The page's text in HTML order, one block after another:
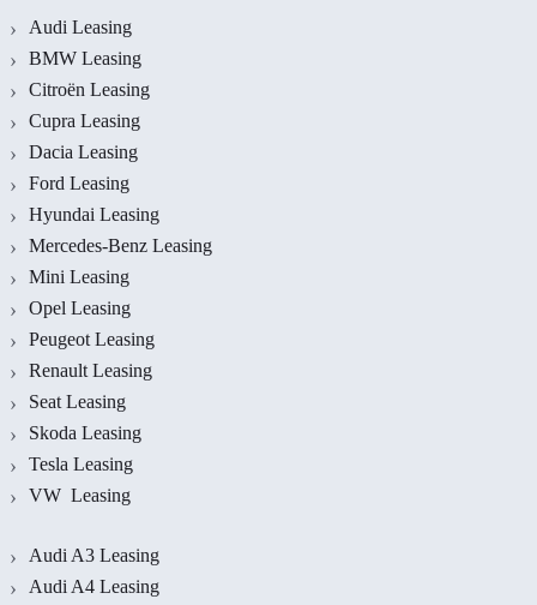
Audi Leasing
BMW Leasing
Citroën Leasing
Cupra Leasing
Dacia Leasing
Ford Leasing
Hyundai Leasing
Mercedes-Benz Leasing
Mini Leasing
Opel Leasing
Peugeot Leasing
Renault Leasing
Seat Leasing
Skoda Leasing
Tesla Leasing
VW Leasing
Audi A3 Leasing
Audi A4 Leasing